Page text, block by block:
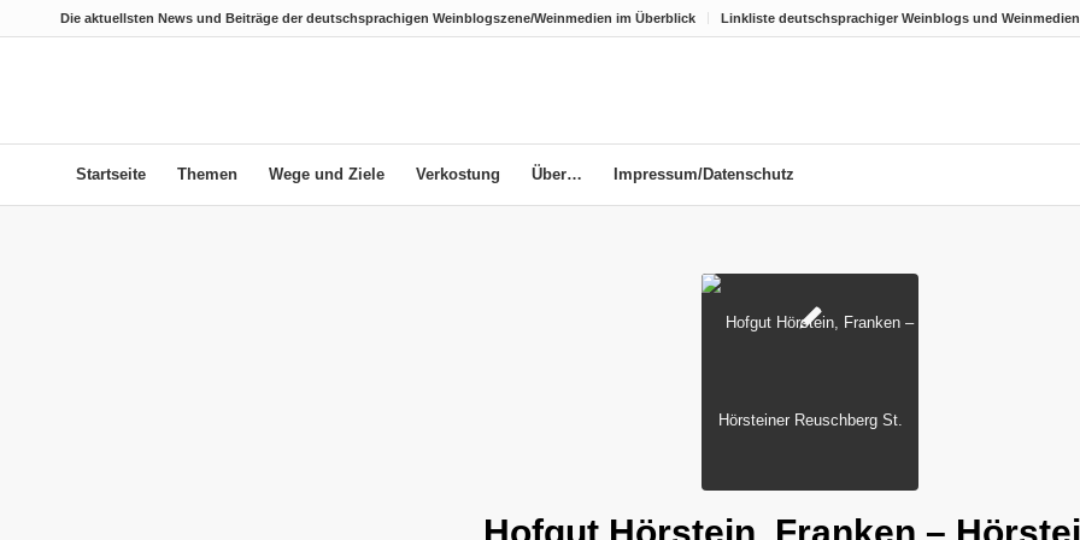
Die aktuellsten News und Beiträge der deutschsprachigen Weinblogszene/Weinmedien im Überblick Linkliste deutschsprachiger Weinblogs und Weinmedien
Startseite Themen Wege und Ziele Verkostung Über… Impressum/Datenschutz